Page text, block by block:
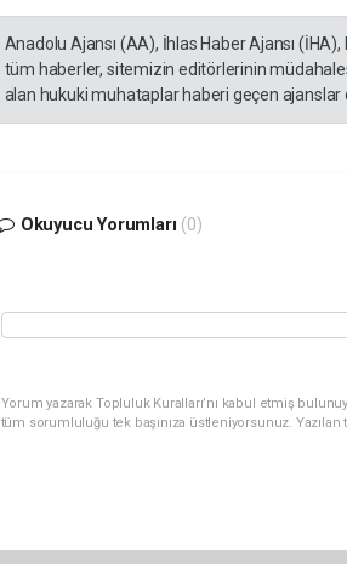
Anadolu Ajansı (AA), İhlas Haber Ajansı
tüm haberler, sitemizin editörlerinin
alan hukuki muhataplar haberi geçen
Okuyucu Yorumları (0)
Yorum yazarak Topluluk Kuralları’nı kabul etmiş
tüm sorumluluğu tek başınıza üstleniyorsunuz.